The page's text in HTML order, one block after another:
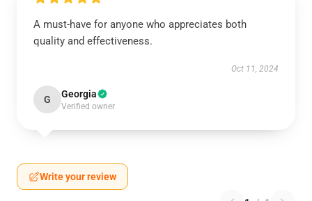
A must-have for anyone who appreciates both
quality and effectiveness.
Oct 11, 2024
G Georgia
Verified owner
Write your review